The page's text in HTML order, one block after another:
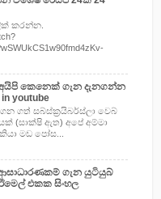
කරන්න.
කෙනෙක් ගැන දැනගන්න
youtube
ගත් සබ්ස්ක්‍රයිබර්ස්ලා වෙබ්
(සාක්ෂි ඇත) අපේ අම්මා
මඩ පෝස...
ගැන යුටියුබ්
එකක සිංහල